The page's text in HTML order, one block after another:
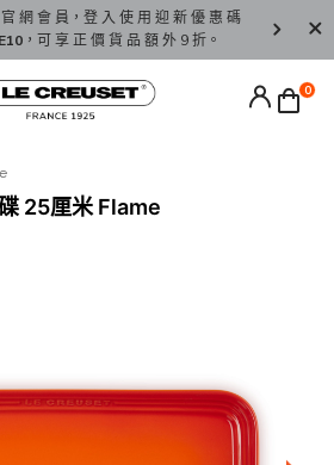
網 會 員，登 入 使 用 迎 新 優 惠 碼
，可 享 正 價 貨 品 額 外 9 折。
香 港 / 澳
0
25厘米 Flame